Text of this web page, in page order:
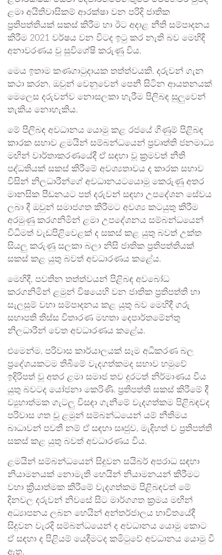
ළමා අයිතිවාසිකම් ආරක්ෂා වන පරිදි ජාතික
ප්‍රතිපත්තියක් සකස් කිරීම හා ඊට අදාළ නීති සම්පාදනය
කිරීම 2021 වර්ෂය වන විටද ඉටු කර නැති බව මෙහිදි
අනාවරණය වු සුවිශේෂි කරුණු විය.
මෙය ඉතාම කණගාටුදායක තත්ත්වයකි. දරුවන් ගැන
කථා කරන, ඔවුන් වෙනුවෙන් පෙනී සිටින ආයතනයක්
මෙලෙස දරුවන්ව නොසලකා හැරීම පිලිබඳ සුලුවෙන්
තැකිය නොහැකිය.
මේ පිලිබඳ අවධානය යොමු කළ රජයේ ගිණුම් පිළිබඳ
කාරක සභාව ළමයින් සම්බන්ධයෙන් ප්‍රවෘත්ති ජනමාධ්‍ය
මඟින් වාර්තාකරණයේදී ඒ සඳහා වූ ක්‍රමවත් නීති
පද්ධතියක් සකස් කිරීමේ අවශ්‍යතාවය ද කාරක සභාව
විසින් නිලධාරීන්ගේ අවධානයටයොමු කෙරුණු අතර
මානසික පීඩනයට පත් දරුවන් සඳහා උපදේශන සේවය
ලබා දී ඔවුන් සමාජගත කිරීමට අවශ්‍ය කටයුතු කිරීම
අරමුණු කරගනිමින් ළමා උපදේශනය සම්බන්ධයෙන්
විධිමත් වැඩපිළිවෙළක් ද සකස් කළ යුතු බවත් උක්ත
සියලු කරුණු සලකා බලා නිසි ජාතික ප්‍රතිපත්තියක්
සකස් කළ යුතු බවත් අවධාරණය කළේය.
මෙහිදී, පවතින තත්ත්වයන් පිළිබඳ අවබෝධ
කරගනිමින් ළමුන් විෂයෙහි වන ජාතික ප්‍රතිපත්ති හා
සැලසුම් වහා සම්පාදනය කළ යුතු බව මෙහිදී ගරු
සභාපති තිස්ස විතාරණ මහතා දෙපාර්තමේන්තු
නිලධාරීන් වෙත අවධාරණය කළේය.
එමෙන්ම, පරිවාස කාර්යාලයක් සෑම අධිකරණ බල
ප්‍රදේශයකටම තිබීමේ වැදගත්කමද සභාව හමුවේ
ඉදිරිපත් වූ අතර ළමා සමාජ තව දුරටත් නිර්මාණය විය
යුතු බවටද යෝජනා කෙරිණි. ප්‍රතිපත්ති සකස් කිරීමේ දී
ව්‍යුහාත්මක ගැටලු විසඳා ගැනීමේ වැදගත්කම පිළිබඳවද
පරිවාස ගත වූ ළමුන් සම්බන්ධයෙන් යම් නීතිමය
බාධාවන් පවතී නම් ඒ සඳහා සෘජුව, මැදිහත් ව ප්‍රතිපත්ති
සකස් කළ යුතු බවත් අවධාරණය විය.
ළමයින් සම්බන්ධයෙන් සිදුවන සයිබර් අපරාධ සඳහා
නියාමනයක් නොමැති හෙයින් නියාමනයන් කිරීමට
වහා ක්‍රියාත්මක කිරීමේ වැදගත්කම පිළිබඳවත් මේ
දිනවල දරුවන් නිවසේ සිට මාර්ගගත ක්‍රමය මඟින්
අධ්‍යාපනය ලබන හෙයින් අන්තර්ජාලය භාවිතයේදී
සිදුවන වැරදි සම්බන්ධයෙන් ද අවධ‍ානය යොමු කොට
ඒ සඳහා ද පිළියම් යෙදීමට‍ද කමිටුවේ අවධානය යොමු වී
ඇත.